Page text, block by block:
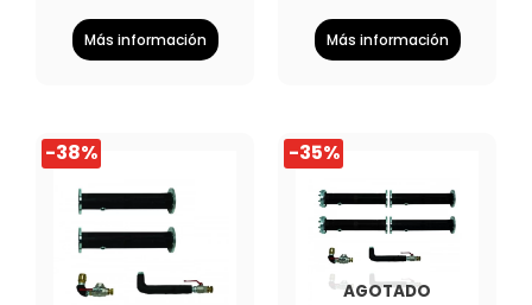
Más información Más información
-38%
El
precio
original
era:
$3.239.990.
El
precio
actual
es:
$1.999.990.
-35%
AGOTADO
El
precio
original
era:
$6.599.990.
El
precio
actual
es:
$4.279.990.